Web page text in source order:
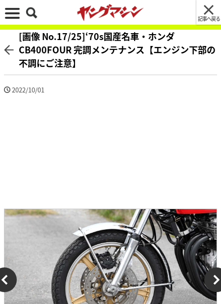
記事へ戻る
[画像 No.17/25]‘70s国産名車・ホンダ
CB400FOUR 完調メンテナンス【エンジン下部の
不調にご注意】
2022/10/01